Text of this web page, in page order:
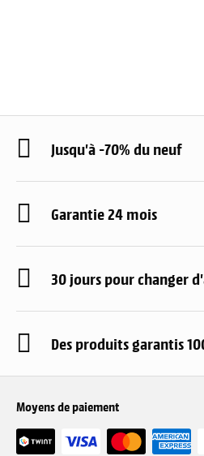
Jusqu'à -70% du neuf
Garantie 24 mois
30 jours pour changer
Des produits garantis
Moyens de paiement